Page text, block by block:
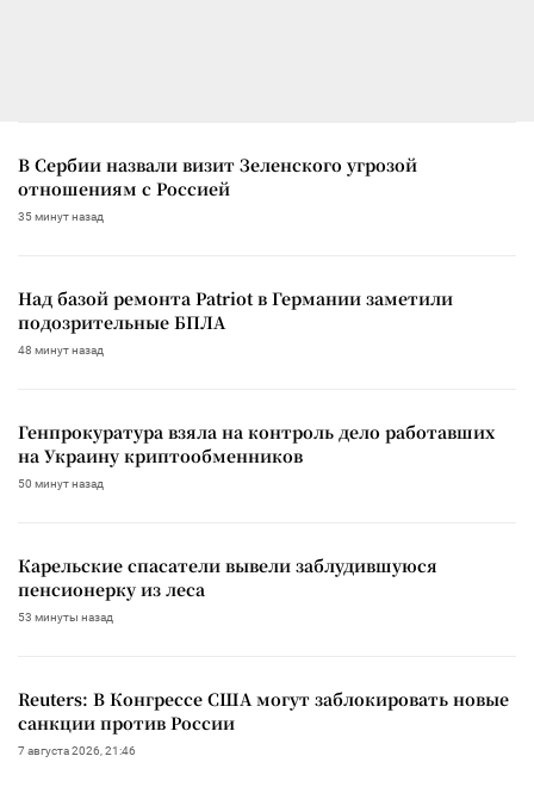
В Сербии назвали визит Зеленского угрозой
отношениям с Россией
35 минут назад
Над базой ремонта Patriot в Германии заметили
подозрительные БПЛА
48 минут назад
Генпрокуратура взяла на контроль дело работавших
на Украину криптообменников
50 минут назад
Карельские спасатели вывели заблудившуюся
пенсионерку из леса
53 минуты назад
Reuters: В Конгрессе США могут заблокировать новые
санкции против России
7 августа 2026, 21:46